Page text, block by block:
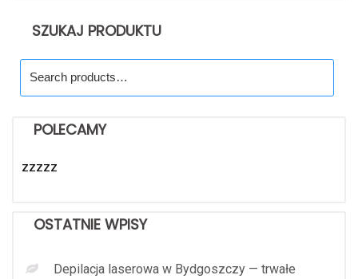
SZUKAJ PRODUKTU
for:
POLECAMY
zzzzz
OSTATNIE WPISY
Depilacja laserowa w Bydgoszczy — trwałe